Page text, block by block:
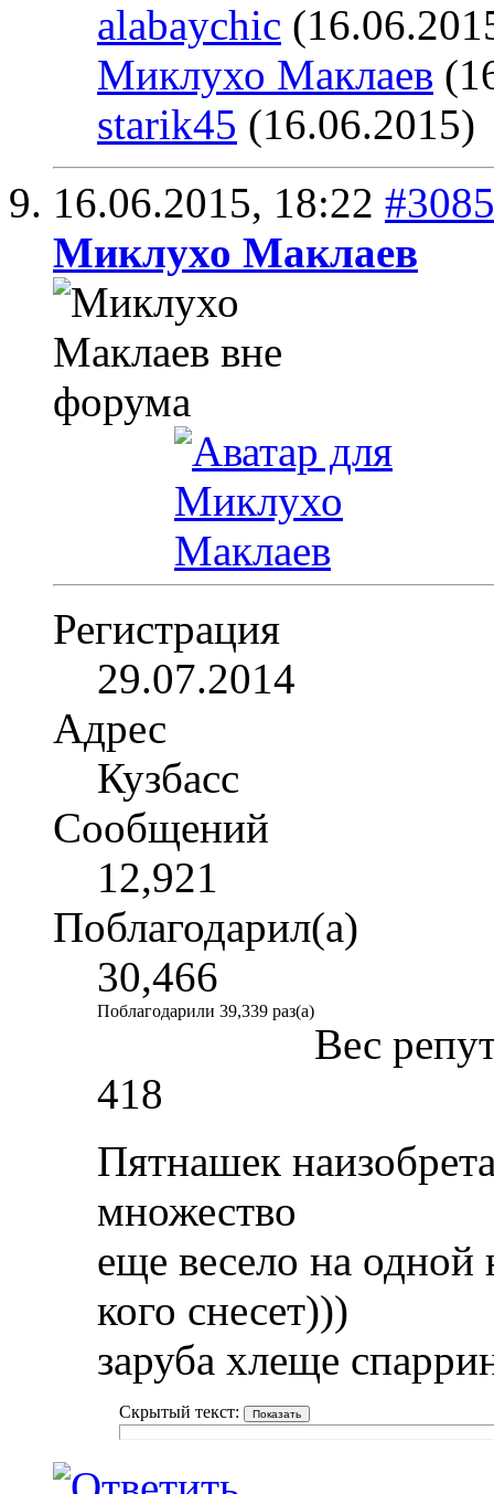
alabaychic
Миклухо Маклаев
starik45 (16.06.2015)
16.06.2015, 18:22 #3085
Миклухо Маклаев
Регистрация
29.07.2014
Адрес
Кузбасс
Сообщений
12,921
Поблагодарил(а)
30,466
Поблагодарили 39,339 раз(а)
Вес
418
Пятнашек
множество
еще весело на одной
кого снесет)))
заруба хлеще
Скрытый текст: